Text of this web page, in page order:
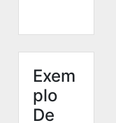
Exem
plo
De